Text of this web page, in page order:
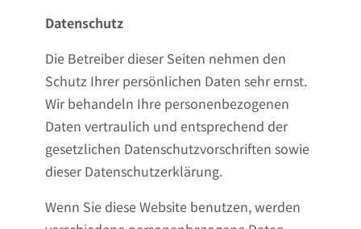
Datenschutz
Die Betreiber dieser Seiten nehmen den
Schutz Ihrer persönlichen Daten sehr ernst.
Wir behandeln Ihre personenbezogenen
Daten vertraulich und entsprechend der
gesetzlichen Datenschutzvorschriften sowie
dieser Datenschutzerklärung.
Wenn Sie diese Website benutzen, werden